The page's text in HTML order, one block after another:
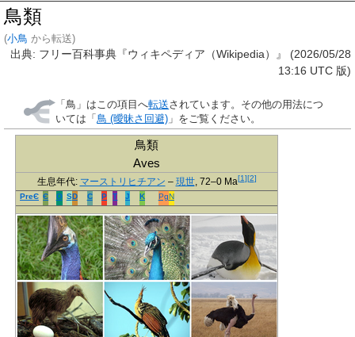
鳥類
(小鳥 から転送)
出典: フリー百科事典『ウィキペディア（Wikipedia）』 (2026/05/28
13:16 UTC 版)
「 鳥 」はこの項目へ転送されています。その他の用法につ
いては「 鳥 (曖昧さ回避) 」をご覧ください。
鳥類
Aves
生息年代: マーストリヒチアン – 現世, 72–0 Ma[1][2]
PreЄ Є O SD C P T J K PgN